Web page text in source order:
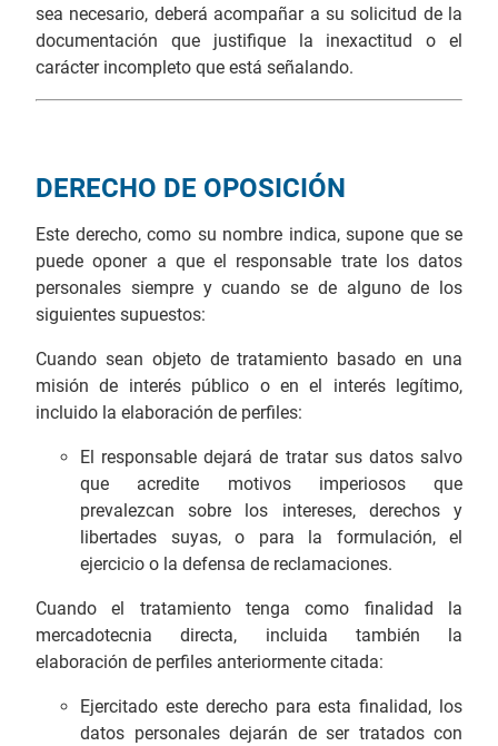
sea necesario, deberá acompañar a su solicitud de la
documentación que justifique la inexactitud o el
carácter incompleto que está señalando.
DERECHO DE OPOSICIÓN
Este derecho, como su nombre indica, supone que se
puede oponer a que el responsable trate los datos
personales siempre y cuando se de alguno de los
siguientes supuestos:
Cuando sean objeto de tratamiento basado en una
misión de interés público o en el interés legítimo,
incluido la elaboración de perfiles:
El responsable dejará de tratar sus datos salvo
que acredite motivos imperiosos que
prevalezcan sobre los intereses, derechos y
libertades suyas, o para la formulación, el
ejercicio o la defensa de reclamaciones.
Cuando el tratamiento tenga como finalidad la
mercadotecnia directa, incluida también la
elaboración de perfiles anteriormente citada:
Ejercitado este derecho para esta finalidad, los
datos personales dejarán de ser tratados con